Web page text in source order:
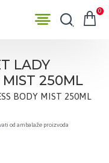
0
LADY
MIST 250ML
od ambalaže proizvoda